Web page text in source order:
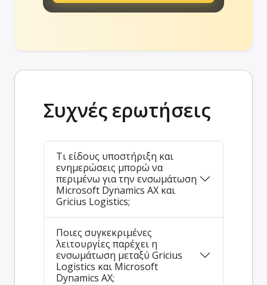
Συχνές ερωτήσεις
Τι είδους υποστήριξη και
ενημερώσεις μπορώ να
περιμένω για την ενσωμάτωση
Microsoft Dynamics AX και
Gricius Logistics;
Ποιες συγκεκριμένες
λειτουργίες παρέχει η
ενσωμάτωση μεταξύ Gricius
Logistics και Microsoft
Dynamics AX;